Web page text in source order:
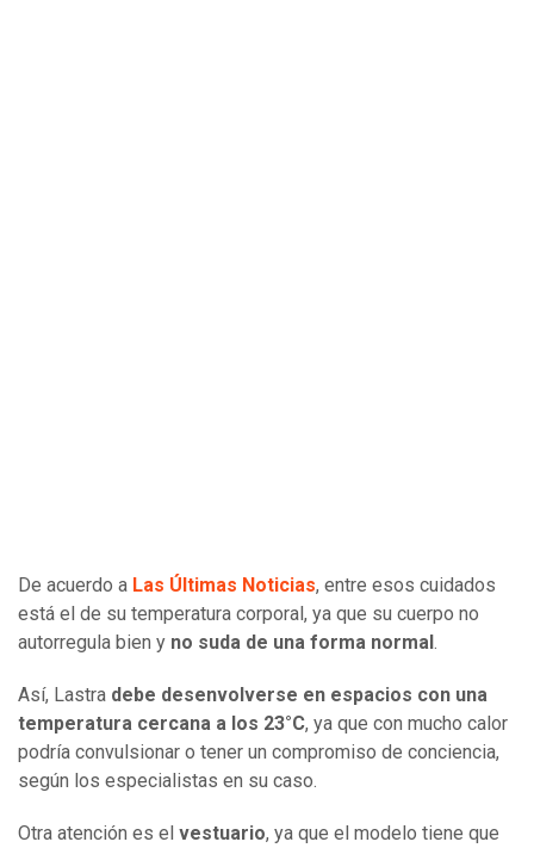
De acuerdo a Las Últimas Noticias, entre esos cuidados
está el de su temperatura corporal, ya que su cuerpo no
autorregula bien y no suda de una forma normal
Así, Lastra debe desenvolverse en espacios con una
temperatura cercana a los 23°C, ya que con mucho calor
podría convulsionar o tener un compromiso de conciencia,
según los especialistas en su caso.
Otra atención es el vestuario, ya que el modelo tiene que